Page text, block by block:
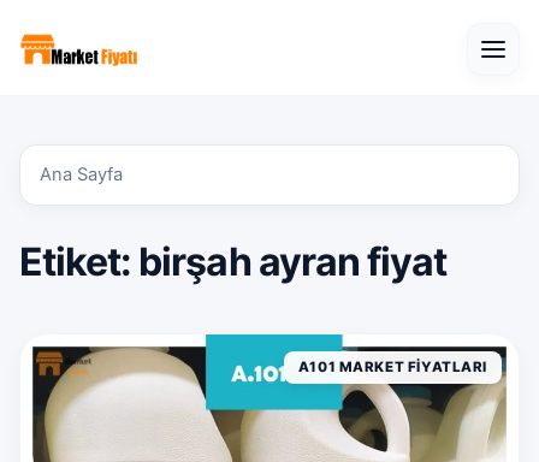
Ana Sayfa
Etiket: birşah ayran fiyat
A101 MARKET FIYATLARI